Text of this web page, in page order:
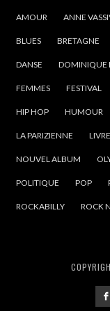
AMOUR ANNE
BLUES BRETAGNE
DANSE DOMINIQUE
FEMMES FESTIVAL
HIP HOP HUMOUR
LA PARIZIENNE LIVRE
NOUVEL ALBUM
POLITIQUE POP
ROCKABILLY ROCK